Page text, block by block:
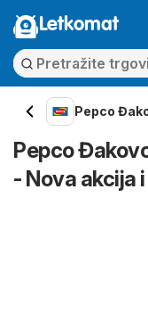
Letkomat
Pepco
Pepco
- Nova akcija